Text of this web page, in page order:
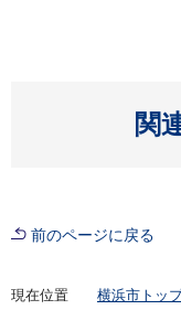
関
前のページに戻る
現在位置 横浜市トッ